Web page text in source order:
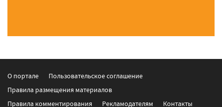
О портале
Пользовательское соглашение
Правила размещения материалов
Правила комментирования
Рекламодателям Контакты